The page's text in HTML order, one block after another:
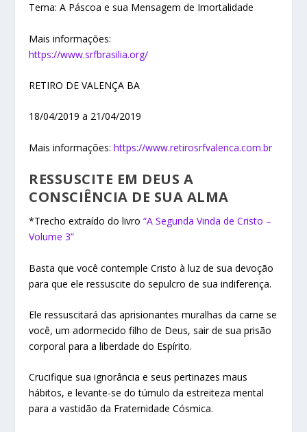
Tema: A Páscoa e sua Mensagem de Imortalidade
Mais informações:
https://www.srfbrasilia.org/
RETIRO DE VALENÇA BA
18/04/2019 a 21/04/2019
Mais informações:https://www.retirosrfvalenca.com.br
RESSUSCITE EM DEUS A
CONSCIÊNCIA DE SUA ALMA
*Trecho extraído do livro“A Segunda Vinda de Cristo –
Volume 3”
Basta que você contemple Cristo à luz de sua devoção
para que ele ressuscite do sepulcro de sua indiferença.
Ele ressuscitará das aprisionantes muralhas da carne se
você, um adormecido filho de Deus, sair de sua prisão
corporal para a liberdade do Espírito.
Crucifique sua ignorância e seus pertinazes maus
hábitos, e levante-se do túmulo da estreiteza mental
para a vastidão da Fraternidade Cósmica.